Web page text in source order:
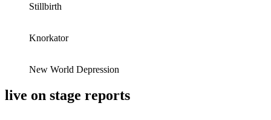
Stillbirth
Knorkator
New World Depression
live on stage reports